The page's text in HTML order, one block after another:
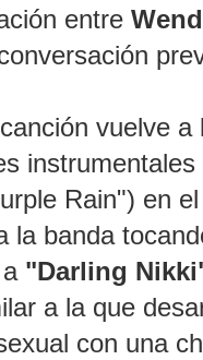
entre
vuelve
Rain") en
la banda
"Darling
a la que
con una